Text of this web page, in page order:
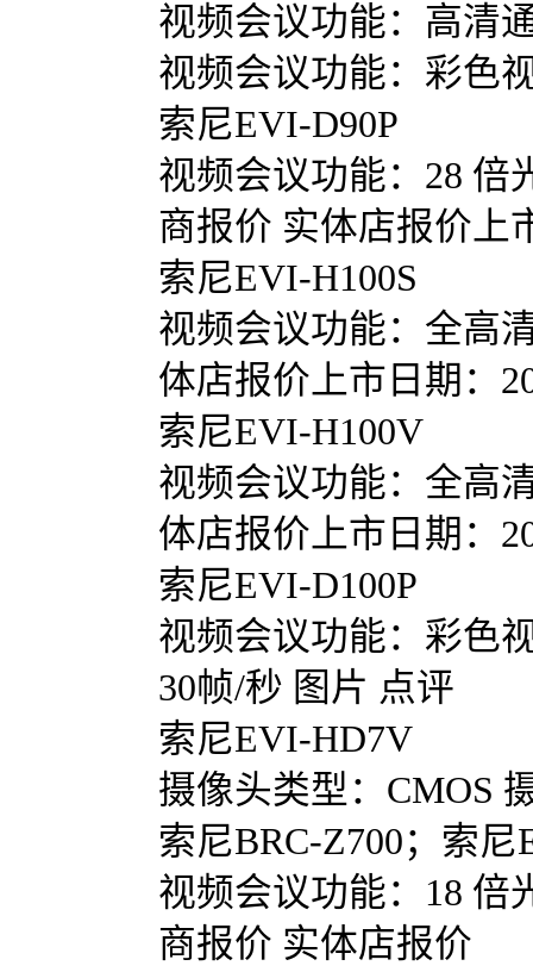
视频会议功能：高清
视频会议功能：彩色
索尼EVI-D90P
视频会议功能：28 倍
商报价 实体店报价上
索尼EVI-H100S
视频会议功能：全高
体店报价上市日期：
索尼EVI-H100V
视频会议功能：全高
体店报价上市日期：
索尼EVI-D100P
视频会议功能：彩色
30帧/秒 图片 点评
索尼EVI-HD7V
摄像头类型：CMOS
索尼BRC-Z700；索尼
视频会议功能：18 倍
商报价 实体店报价